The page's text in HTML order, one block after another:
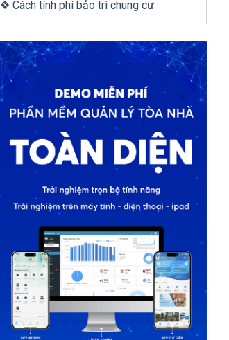
❖ Cách tính phí bảo trì chung cư